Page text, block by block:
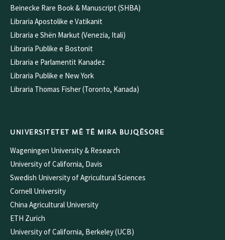
Beinecke Rare Book & Manuscript (SHBA)
Libraria Apostolike e Vatikanit
Libraria e Shën Markut (Venezia, Itali)
Libraria Publike e Bostonit
Libraria e Parlamentit Kanadez
Libraria Publike e New York
Libraria Thomas Fisher (Toronto, Kanada)
UNIVERSITETET MË TË MIRA BUJQËSORE
Wageningen University & Research
University of California, Davis
Swedish University of Agricultural Sciences
Cornell University
China Agricultural University
ETH Zurich
University of California, Berkeley (UCB)